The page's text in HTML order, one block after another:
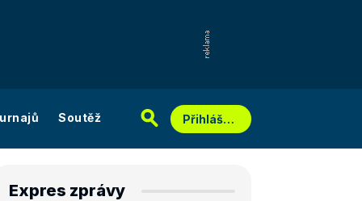
Soutěž Přihlášení
Expres zprávy